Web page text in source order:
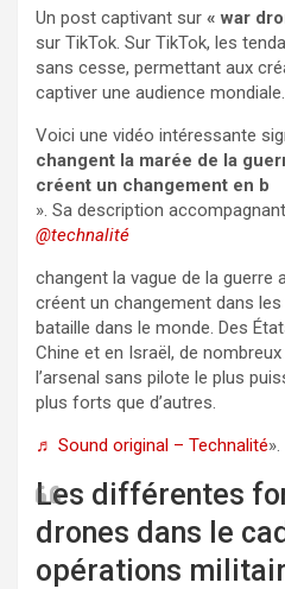
Un post captivant sur « war
sur TikTok. Sur TikTok, les
sans cesse, permettant aux
captiver une audience mondiale.
Voici une vidéo intéressante
changent la marée de la
créent un changement en b
». Sa description
@technalité
changent la vague de la guerre
créent un changement dans
bataille dans le monde. Des
Chine et en Israël, de
l’arsenal sans pilote le plus
plus forts que d’autres.
♬ Sound original – Technalité».
Les différentes
drones dans le
opérations